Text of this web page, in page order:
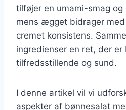
tilføjer en umami-smag og
mens ægget bidrager
cremet konsistens.
ingredienser en ret, der er
tilfredsstillende og sund.
I denne artikel vil vi
aspekter af bønnesalat